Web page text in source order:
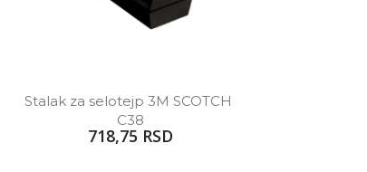
Stalak za selotejp 3M SCOTCH
C38
718,75 RSD